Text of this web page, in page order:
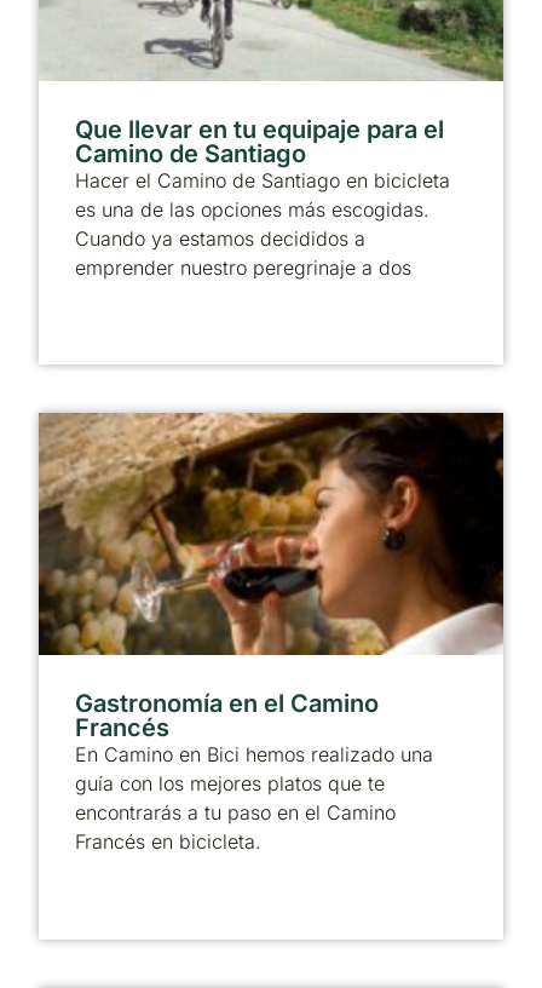
Que llevar en tu equipaje para el
Camino de Santiago
Hacer el Camino de Santiago en bicicleta
es una de las opciones más escogidas.
Cuando ya estamos decididos a
emprender nuestro peregrinaje a dos
Gastronomía en el Camino
Francés
En Camino en Bici hemos realizado una
guía con los mejores platos que te
encontrarás a tu paso en el Camino
Francés en bicicleta.